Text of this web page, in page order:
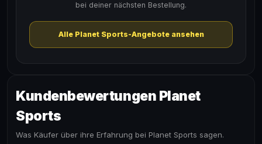
bei deiner nächsten Bestellung.
Alle Planet Sports-Angebote ansehen
Kundenbewertungen Planet
Sports
Was Käufer über ihre Erfahrung bei Planet Sports sagen.